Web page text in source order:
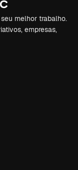
melhor trabalho.
empresas,